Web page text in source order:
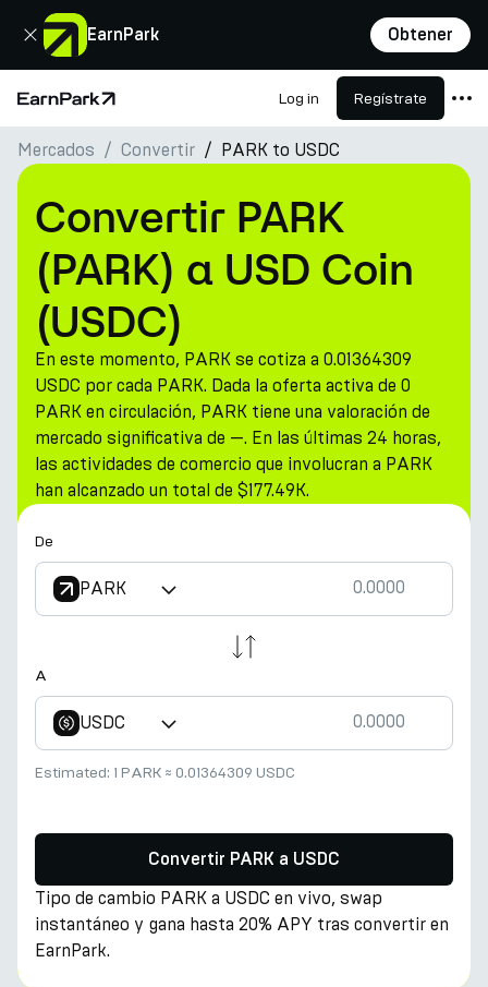
EarnPark Obtener
Cerrar
Página de inicio Log in Regístrate
Productos
Mercados
Calculadoras
PARK Token
Recursos
Compañía
Mercados Convertir PARK to USDC
Convertir PARK
(PARK) a USD Coin
(USDC)
En este momento, PARK se cotiza a 0.01364309
USDC por cada PARK. Dada la oferta activa de 0
PARK en circulación, PARK tiene una valoración de
mercado significativa de —. En las últimas 24 horas,
las actividades de comercio que involucran a PARK
han alcanzado un total de $177.49K.
De
PARK
A
USDC
Estimated: 1 PARK ≈ 0.01364309 USDC
Convertir PARK a USDC
Tipo de cambio PARK a USDC en vivo, swap
instantáneo y gana hasta 20% APY tras convertir en
EarnPark.